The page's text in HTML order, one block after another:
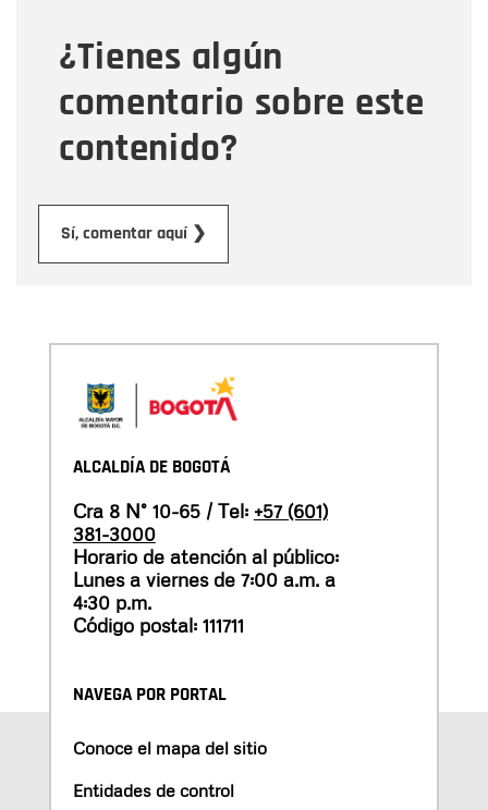
¿Tienes algún
comentario sobre este
contenido?
Sí, comentar aquí ❯
Mensaje
ALCALDÍA DE BOGOTÁ
Cra 8 N° 10-65 / Tel: +57 (601)
381-3000
Horario de atención al público:
Lunes a viernes de 7:00 a.m. a
4:30 p.m.
Código postal: 111711
NAVEGA POR PORTAL
Conoce el mapa del sitio
Entidades de control